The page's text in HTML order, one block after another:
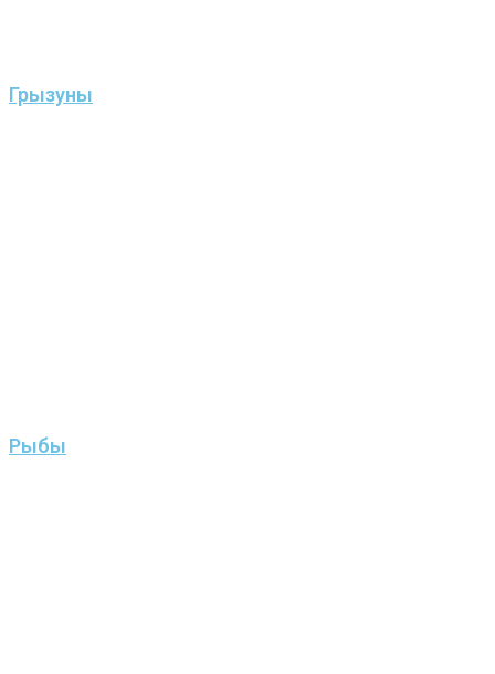
Грызуны
Рыбы